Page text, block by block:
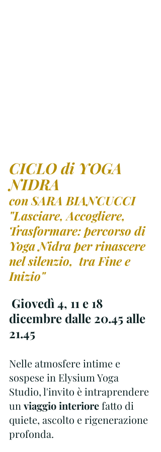
CICLO di YOGA
NIDRA
con SARA BIANCUCCI
"Lasciare, Accogliere,
Trasformare: percorso di
Yoga Nidra per rinascere
nel silenzio,  tra Fine e
Inizio"
Giovedì 4, 11 e 18
dicembre dalle 20.45 alle
21.45
Nelle atmosfere intime e
sospese in Elysium Yoga
Studio, l'invito è intraprendere
un viaggio interiore fatto di
quiete, ascolto e rigenerazione
profonda.